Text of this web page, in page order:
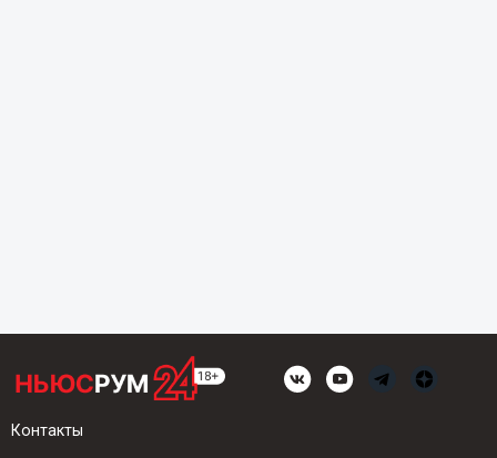
Контакты